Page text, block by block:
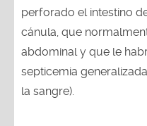
perforado el intestino
cánula, que
abdominal y que le
septicemia
la sangre).